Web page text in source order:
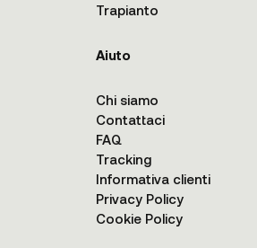
Trapianto
Aiuto
Chi siamo
Contattaci
FAQ
Tracking
Informativa clienti
Privacy Policy
Cookie Policy